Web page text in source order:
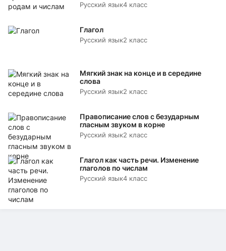
Русский язык4 класс
Глагол
Русский язык2 класс
Мягкий знак на конце и в середине
слова
Русский язык2 класс
Правописание слов с безударным
гласным звуком в корне
Русский язык2 класс
Глагол как часть речи. Изменение
глаголов по числам
Русский язык4 класс